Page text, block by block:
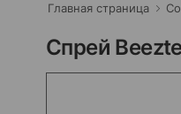
Главная страница
Спрей